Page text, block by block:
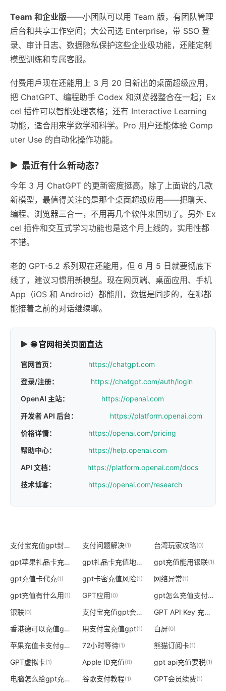
Team 和企业版——小团队可以用 Team 版，有团队管理
后台和共享工作空间；大公司选 Enterprise，带 SSO 登
录、审计日志、数据隐私保护这些企业级功能，还能定制
模型训练和专属客服。
付费用戶现在还能用上 3 月 20 日新出的桌面超级应用，
把 ChatGPT、编程助手 Codex 和浏览器整合在一起；Ex
cel 插件可以智能处理表格；还有 Interactive Learning
功能，适合用来学数学和科学。Pro 用户还能体验 Comp
uter Use 的自动化操作功能。
最近有什么新动态？
今年 3 月 ChatGPT 的更新密度挺高。除了上面说的几款
新模型，最值得关注的是那个桌面超级应用——把聊天、
编程、浏览器三合一，不用再几个软件来回切了。另外 Ex
cel 插件和交互式学习功能也是这个月上线的，实用性都
不错。
老的 GPT-5.2 系列现在还能用，但 6 月 5 日就要彻底下
线了，建议习惯用新模型。现在网页端、桌面应用、手机
App（iOS 和 Android）都能用，数据是同步的，在哪都
能接着之前的对话继续聊。
🌐 官网相关页面直达
官网首页：
https://chatgpt.com
登录/注册：
https://chatgpt.com/auth/login
OpenAI 主站：
https://openai.com
开发者 API 后台：
https://platform.openai.com
价格详情：
https://openai.com/pricing
帮助中心：
https://help.openai.com
API 文档：
https://platform.openai.com/docs
技术博客：
https://openai.com/research
支付宝充值gpt封号 支付问题解决(1) 台湾玩家攻略(0)
gpt苹果礼品卡充值 gpt礼品卡充值地址无效 (1)
gpt充值能用银联(1)
gpt充值卡代充(1) gpt卡密充值风险(1) 网络异常(1)
gpt充值有什么用(1) GPT应用(0) gpt怎么充值支付宝
银联(0) 支付宝充值gpt会员 GPT API Key 充值
香港德可以充值gpt么 (1)用支付宝充值gpt(1) 白屏(0)
苹果充值卡支付gpt 72小时等待(1) 熊猫订阅卡(1)
GPT虚拟卡(1) Apple ID充值(0) gpt api充值要税(1)
电脑怎么给gpt充值钱 (1)谷歌支付教程(1) GPT会员续费(1)